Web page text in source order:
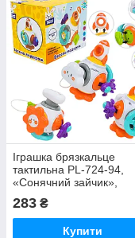
Іграшка брязкальце
тактильна PL-724-94,
«Сонячний зайчик»,
частини
283 ₴
Купити